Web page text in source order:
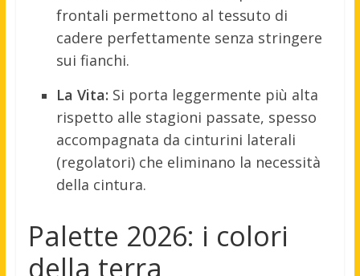
frontali permettono al tessuto di
cadere perfettamente senza stringere
sui fianchi.
La Vita: Si porta leggermente più alta
rispetto alle stagioni passate, spesso
accompagnata da cinturini laterali
(regolatori) che eliminano la necessità
della cintura.
Palette 2026: i colori
della terra